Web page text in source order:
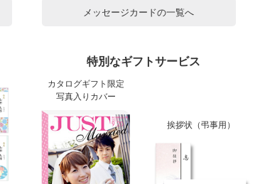
メッセージカードの一覧へ
特別なギフトサービス
カタログギフト限定
写真入りカバー
挨拶状（弔事用）